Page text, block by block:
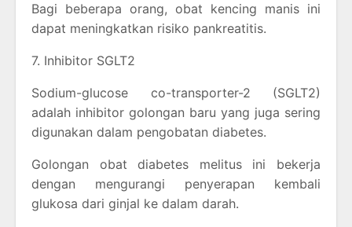
Bagi beberapa orang, obat kencing manis ini
dapat meningkatkan risiko pankreatitis.
7. Inhibitor SGLT2
Sodium-glucose co-transporter-2 (SGLT2)
adalah inhibitor golongan baru yang juga sering
digunakan dalam pengobatan diabetes.
Golongan obat diabetes melitus ini bekerja
dengan mengurangi penyerapan kembali
glukosa dari ginjal ke dalam darah.